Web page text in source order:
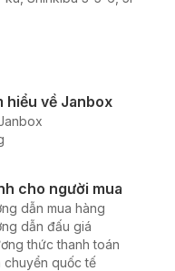
hiểu về Janbox
cho người mua
dẫn mua hàng
dẫn đấu giá
thức thanh toán
chuyển quốc tế